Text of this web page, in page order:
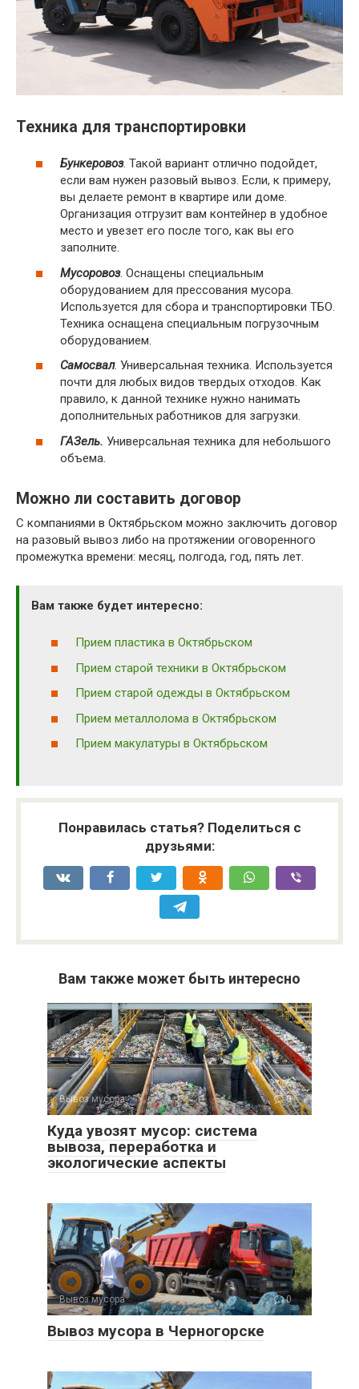
Техника для транспортировки
Бункеровоз. Такой вариант отлично подойдет,
если вам нужен разовый вывоз. Если, к примеру,
вы делаете ремонт в квартире или доме.
Организация отгрузит вам контейнер в удобное
место и увезет его после того, как вы его
заполните.
Мусоровоз. Оснащены специальным
оборудованием для прессования мусора.
Используется для сбора и транспортировки ТБО.
Техника оснащена специальным погрузочным
оборудованием.
Самосвал. Универсальная техника. Используется
почти для любых видов твердых отходов. Как
правило, к данной технике нужно нанимать
дополнительных работников для загрузки.
ГАЗель. Универсальная техника для небольшого
объема.
Можно ли составить договор
С компаниями в Октябрьском можно заключить договор
на разовый вывоз либо на протяжении оговоренного
промежутка времени: месяц, полгода, год, пять лет.
Вам также будет интересно:
Прием пластика в Октябрьском
Прием старой техники в Октябрьском
Прием старой одежды в Октябрьском
Прием металлолома в Октябрьском
Прием макулатуры в Октябрьском
Понравилась статья? Поделиться с
друзьями:
Вам также может быть интересно
Вывоз мусора 0
Куда увозят мусор: система
вывоза, переработка и
экологические аспекты
Вывоз мусора 0
Вывоз мусора в Черногорске